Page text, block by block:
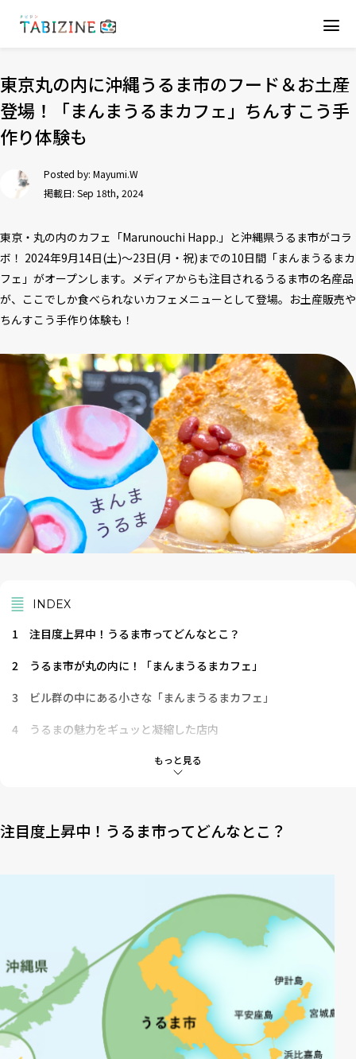
東京丸の内に沖縄うるま市のフード＆お土産
登場！「まんまうるまカフェ」ちんすこう手
作り体験も
Posted by: Mayumi.W
掲載日: Sep 18th, 2024
東京・丸の内のカフェ「Marunouchi Happ.」と沖縄県うるま市がコラ
ボ！ 2024年9月14日(土)〜23日(月・祝)までの10日間「まんまうるまカ
フェ」がオープンします。メディアからも注目されるうるま市の名産品
が、ここでしか食べられないカフェメニューとして登場。お土産販売や
ちんすこう手作り体験も！
もっと見る
INDEX
1
注目度上昇中！うるま市ってどんなとこ？
2
うるま市が丸の内に！「まんまうるまカフェ」
3
ビル群の中にある小さな「まんまうるまカフェ」
4
うるまの魅力をギュッと凝縮した店内
スタッフさんおすすめの名産品はコレ！
7
琉球薬膳料理研究家監修の特製弁当
注目度上昇中！うるま市ってどんなとこ？